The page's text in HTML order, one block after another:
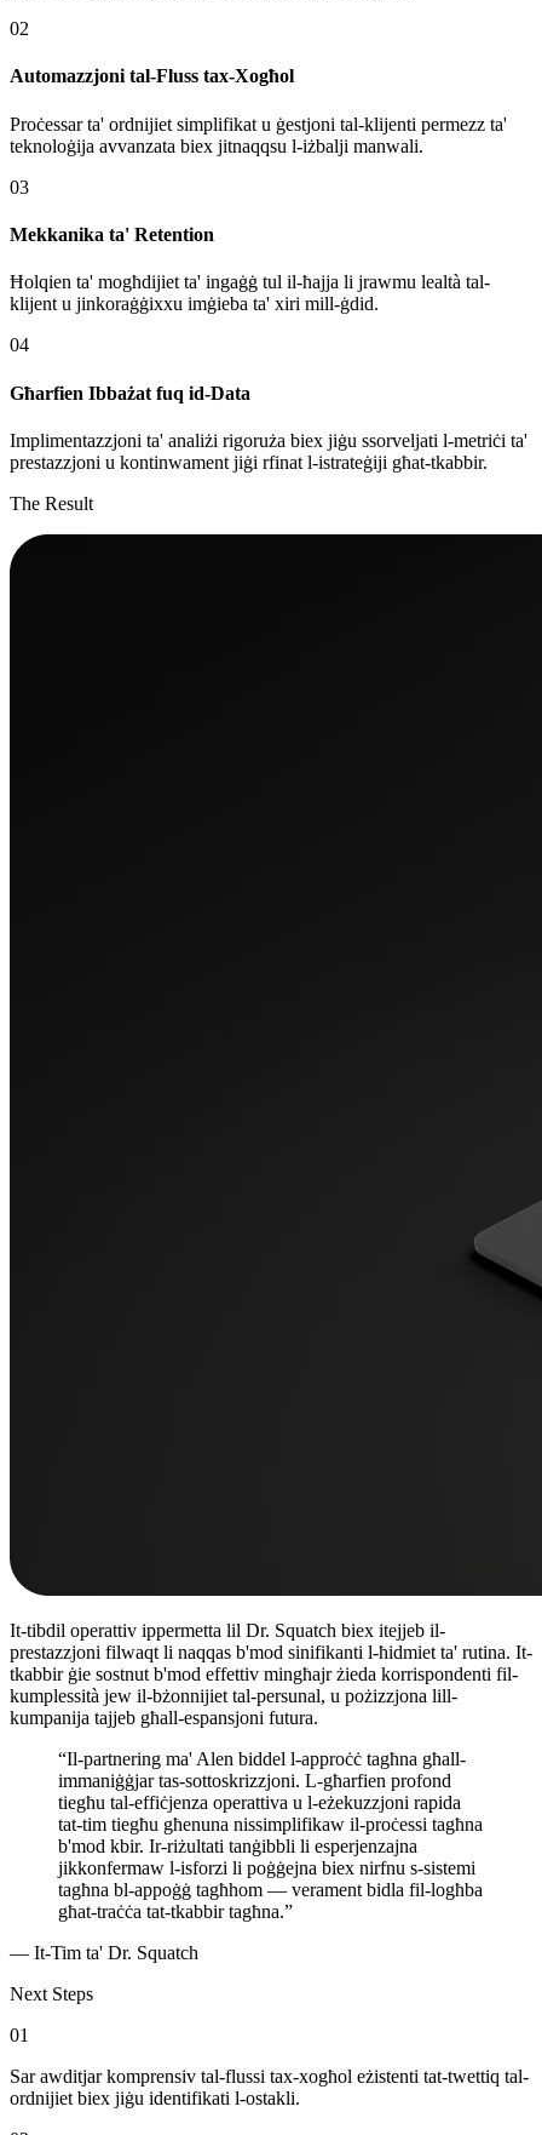
02
Automazzjoni tal-Fluss tax-Xogħol
Proċessar ta' ordnijiet simplifikat u ġestjoni tal-klijenti permezz ta'
teknoloġija avvanzata biex jitnaqqsu l-iżbalji manwali.
03
Mekkanika ta' Retention
Ħolqien ta' mogħdijiet ta' ingaġġ tul il-ħajja li jrawmu lealtà tal-
klijent u jinkoraġġixxu imġieba ta' xiri mill-ġdid.
04
Għarfien Ibbażat fuq id-Data
Implimentazzjoni ta' analiżi rigoruża biex jiġu ssorveljati l-metriċi ta'
prestazzjoni u kontinwament jiġi rfinat l-istrateġiji għat-tkabbir.
The Result
It-tibdil operattiv ippermetta lil Dr. Squatch biex itejjeb il-
prestazzjoni filwaqt li naqqas b'mod sinifikanti l-ħidmiet ta' rutina. It-
tkabbir ġie sostnut b'mod effettiv mingħajr żieda korrispondenti fil-
kumplessità jew il-bżonnijiet tal-persunal, u pożizzjona lill-
kumpanija tajjeb għall-espansjoni futura.
“Il-partnering ma' Alen biddel l-approċċ tagħna għall-
immaniġġjar tas-sottoskrizzjoni. L-għarfien profond
tiegħu tal-effiċjenza operattiva u l-eżekuzzjoni rapida
tat-tim tiegħu għenuna nissimplifikaw il-proċessi tagħna
b'mod kbir. Ir-riżultati tanġibbli li esperjenzajna
jikkonfermaw l-isforzi li poġġejna biex nirfnu s-sistemi
tagħna bl-appoġġ tagħhom — verament bidla fil-logħba
għat-traċċa tat-tkabbir tagħna.”
— It-Tim ta' Dr. Squatch
Next Steps
01
Sar awditjar komprensiv tal-flussi tax-xogħol eżistenti tat-twettiq tal-
ordnijiet biex jiġu identifikati l-ostakli.